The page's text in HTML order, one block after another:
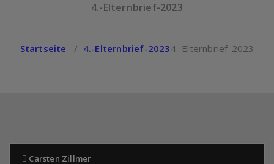
4.-Elternbrief-2023
Startseite / 4.-Elternbrief-20234.-Elternbrief-2023
Carsten Zillmer